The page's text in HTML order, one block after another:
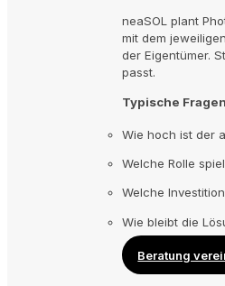
neaSOL plant
mit dem
der Eigentümer.
passt.
Typische
Wie hoch ist der
Welche Rolle
Welche
Wie bleibt die
Beratung